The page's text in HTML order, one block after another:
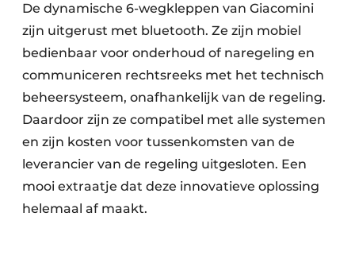
De dynamische 6-wegkleppen van Giacomini
zijn uitgerust met bluetooth. Ze zijn mobiel
bedienbaar voor onderhoud of naregeling en
communiceren rechtsreeks met het technisch
beheersysteem, onafhankelijk van de regeling.
Daardoor zijn ze compatibel met alle systemen
en zijn kosten voor tussenkomsten van de
leverancier van de regeling uitgesloten. Een
mooi extraatje dat deze innovatieve oplossing
helemaal af maakt.